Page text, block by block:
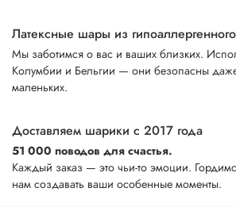
Латексные шары из
Мы заботимся о вас и ваших близких.
Колумбии и Бельгии — они безопасны
маленьких.
Доставляем шарики с 2017 года
51 000 поводов для счастья.
Каждый заказ — это чьи-то эмоции.
нам создавать ваши особенные моменты.